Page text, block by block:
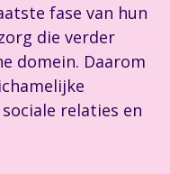
fase van hun
die verder
domein. Daarom
relaties en